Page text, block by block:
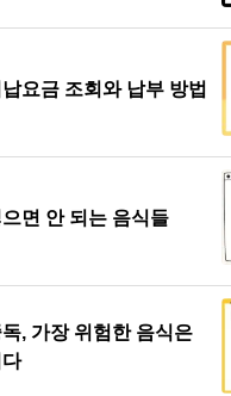
요금 조회와 납부 방법
면 안 되는 음식들
, 가장 위험한 음식은